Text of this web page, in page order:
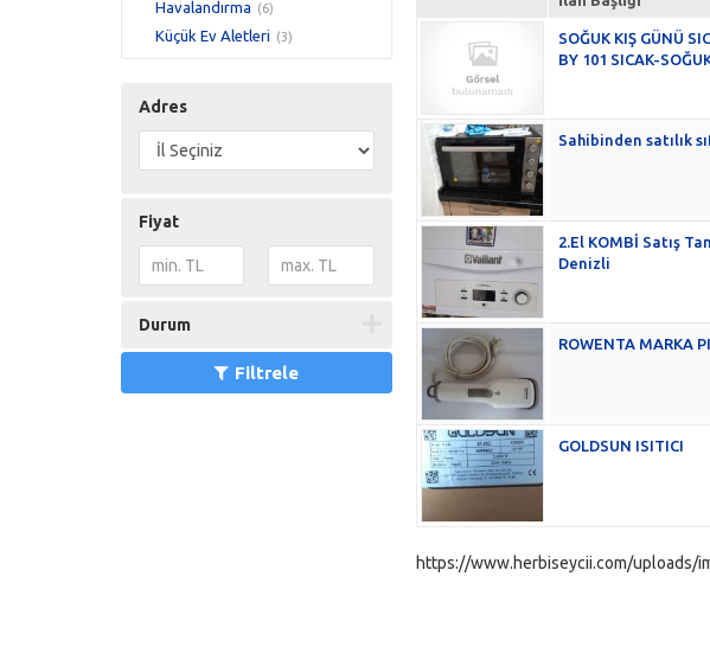
Havalandırma (6)
Küçük Ev Aletleri (3)
Adres
Fiyat
Durum
Filtrele
SOĞUK KIŞ GÜNÜ
BY 101 SICAK-
Sahibinden satılık
2.El KOMBİ Satış
Denizli
ROWENTA MARKA
GOLDSUN ISITICI
https://www.herbiseycii.com/uploads/